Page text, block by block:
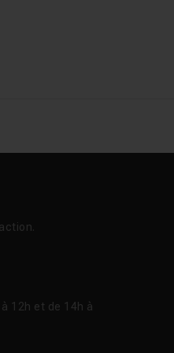
12h et de 14h à